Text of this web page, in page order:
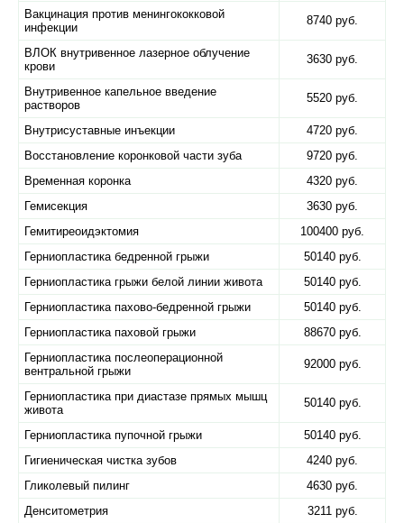
Вакцинация против менингококковой
инфекции
8740 руб.
ВЛОК внутривенное лазерное облучение
крови
3630 руб.
Внутривенное капельное введение
растворов
5520 руб.
Внутрисуставные инъекции
4720 руб.
Восстановление коронковой части зуба
9720 руб.
Временная коронка
4320 руб.
Гемисекция
3630 руб.
Гемитиреоидэктомия
100400 руб.
Герниопластика бедренной грыжи
50140 руб.
Герниопластика грыжи белой линии живота
50140 руб.
Герниопластика пахово-бедренной грыжи
50140 руб.
Герниопластика паховой грыжи
88670 руб.
Герниопластика послеоперационной
вентральной грыжи
92000 руб.
Герниопластика при диастазе прямых мышц
живота
50140 руб.
Герниопластика пупочной грыжи
50140 руб.
Гигиеническая чистка зубов
4240 руб.
Гликолевый пилинг
4630 руб.
Денситометрия
3211 руб.